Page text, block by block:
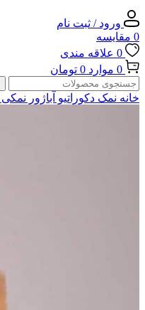
ورود / ثبت نام
0 مقایسه
0 علاقه مندی
0 موارد 0 تومان
خانه نمک دکوراتیو آباژور نمکی